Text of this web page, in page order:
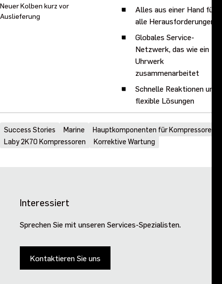
Neuer Kolben kurz vor
Auslieferung
Alles aus einer Hand für
alle Herausforderungen
Globales Service-
Netzwerk, das wie ein
Uhrwerk
zusammenarbeitet
Schnelle Reaktionen und
flexible Lösungen
Success Stories Marine
Hauptkomponenten für Kompressoren
Laby 2K70 Kompressoren
Korrektive Wartung
Interessiert
Sprechen Sie mit unseren Services-Spezialisten.
Kontaktieren Sie uns